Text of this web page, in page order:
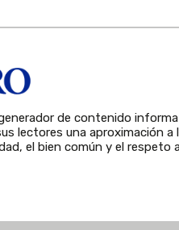
de contenido
lectores una aproximación a
el bien común y el respeto